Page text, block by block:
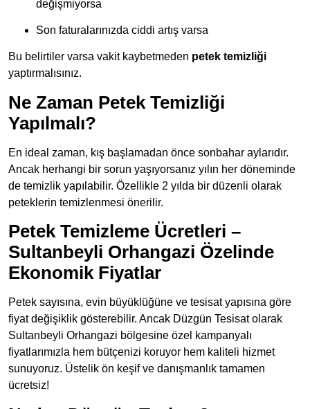
değişmiyorsa
Son faturalarınızda ciddi artış varsa
Bu belirtiler varsa vakit kaybetmeden petek temizliği
yaptırmalısınız.
Ne Zaman Petek Temizliği
Yapılmalı?
En ideal zaman, kış başlamadan önce sonbahar aylarıdır.
Ancak herhangi bir sorun yaşıyorsanız yılın her döneminde
de temizlik yapılabilir. Özellikle 2 yılda bir düzenli olarak
peteklerin temizlenmesi önerilir.
Petek Temizleme Ücretleri –
Sultanbeyli Orhangazi Özelinde
Ekonomik Fiyatlar
Petek sayısına, evin büyüklüğüne ve tesisat yapısına göre
fiyat değişiklik gösterebilir. Ancak Düzgün Tesisat olarak
Sultanbeyli Orhangazi bölgesine özel kampanyalı
fiyatlarımızla hem bütçenizi koruyor hem kaliteli hizmet
sunuyoruz. Üstelik ön keşif ve danışmanlık tamamen
ücretsiz!